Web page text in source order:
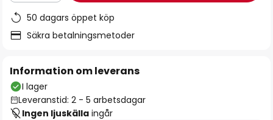
50 dagars öppet köp
Säkra betalningsmetoder
Information om leverans
I lager
Leveranstid: 2 - 5 arbetsdagar
Ingen ljuskälla ingår